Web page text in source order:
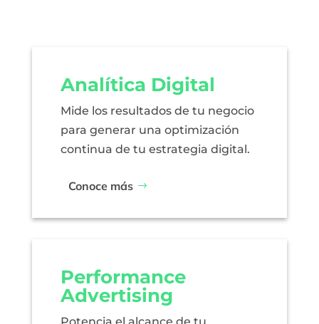
Analítica Digital
Mide los resultados de tu negocio
para generar una optimización
continua de tu estrategia digital.
Conoce más
Performance
Advertising